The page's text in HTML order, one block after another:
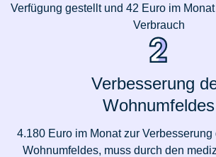
Verfügung gestellt und 42 Euro im
Verbrauch
Verbesserung
Wohnumfeldes
4.180 Euro im Monat zur
Wohnumfeldes, muss durch den